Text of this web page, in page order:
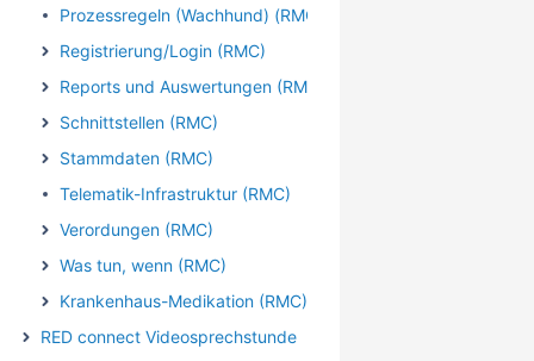
Prozessregeln (Wachhund) (RMC)
Registrierung/Login (RMC)
Reports und Auswertungen (RMC)
Schnittstellen (RMC)
Stammdaten (RMC)
Telematik-Infrastruktur (RMC)
Verordungen (RMC)
Was tun, wenn (RMC)
Krankenhaus-Medikation (RMC)
RED connect Videosprechstunde